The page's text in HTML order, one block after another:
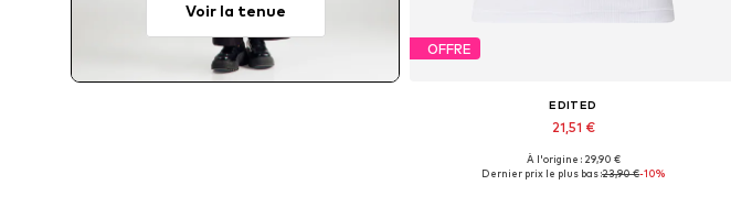
Voir la tenue
OFFRE
EDITED
21,51 €
Tailles disponibles: XS, S, M, XL
À l'origine : 29,90 €
Dernier prix le plus bas :23,90 €-10%